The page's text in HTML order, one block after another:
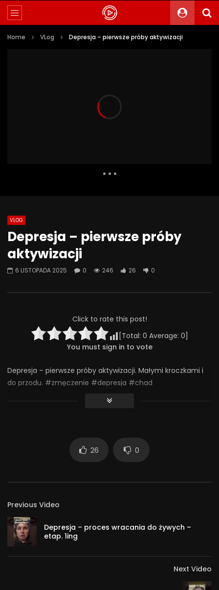
Home VLog Depresja – pierwsze próby aktywizacji
Alkohol, leki antydepresyjne (SSRI)
i benzodiazepiny – FATALNE
połączenie? | Misja Psychiatria
#143
0
651 44 0
Wesołych świąt!
0
VLOG
Depresja – pierwsze próby
aktywizacji
6 LISTOPADA 2025 0 246 26 0
Click to rate this post!
[Total: 0 Average: 0]
You must sign in to vote
Depresja – pierwsze próby aktywizacji. Małymi kroczkami i
do przodu. #zmęczenie #depresja #chad
26 0
Previous Video
Depresja – proces wracania do żywych –
etap. 1ing
Next Video